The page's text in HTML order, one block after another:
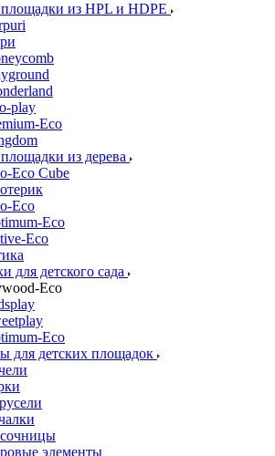
площадки из HPL и HDPE
play
Eco
из дерева
Eco Cube
Eco
Еco
Eco
для детского сада
Eco
Еco
для детских площадок
элементы